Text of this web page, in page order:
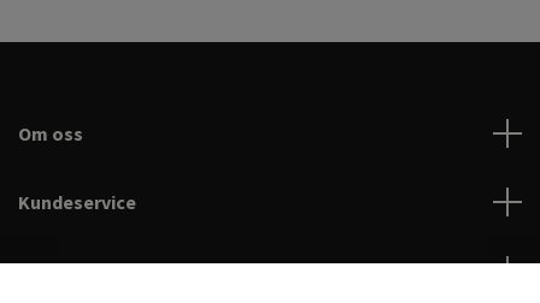
Om oss
Kundeservice
Les mer